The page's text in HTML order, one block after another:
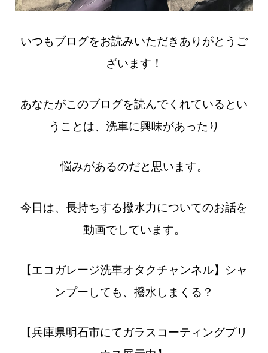
いつもブログをお読みいただきありがとうご
ざいます！
あなたがこのブログを読んでくれているとい
うことは、洗車に興味があったり
悩みがあるのだと思います。
今日は、長持ちする撥水力についてのお話を
動画でしています。
【エコガレージ洗車オタクチャンネル】シャ
ンプーしても、撥水しまくる？
【兵庫県明石市にてガラスコーティングプリ